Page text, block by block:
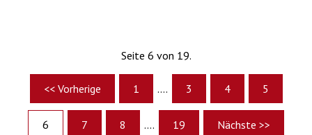
Seite 6 von 19.
<< Vorherige 1 .... 3 4 5
6 7 8 .... 19 Nächste >>